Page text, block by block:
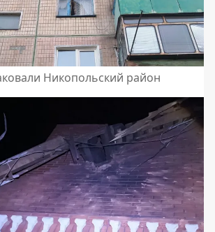
Никопольский район